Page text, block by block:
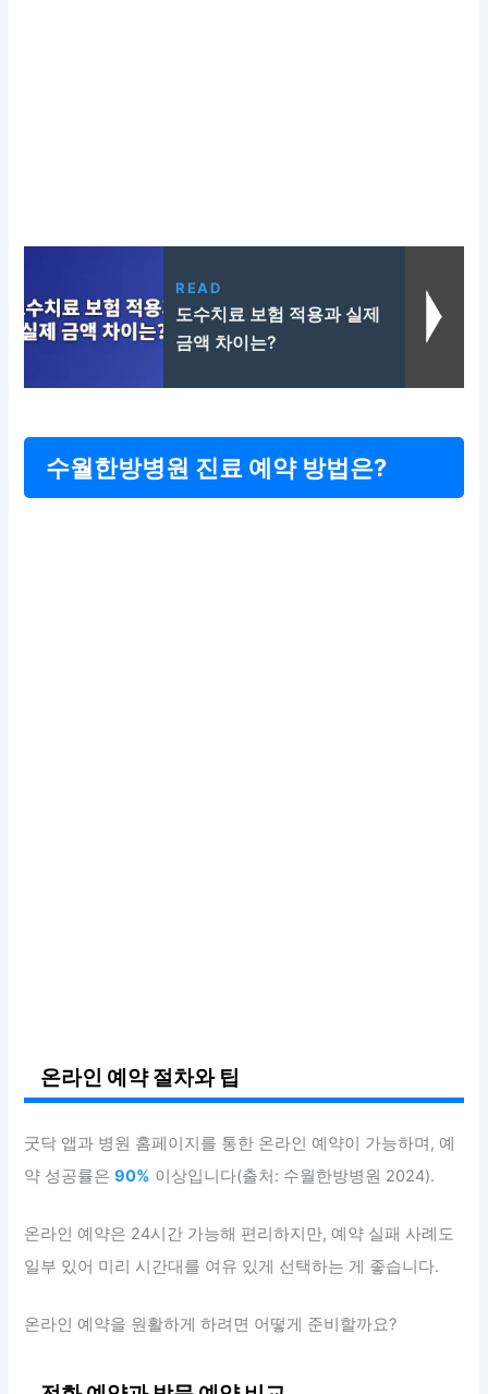
READ
도수치료 보험 적용과 실제
금액 차이는?
수월한방병원 진료 예약 방법은?
온라인 예약 절차와 팁
굿닥 앱과 병원 홈페이지를 통한 온라인 예약이 가능하며, 예
약 성공률은90% 이상입니다(출처: 수월한방병원 2024).
온라인 예약은 24시간 가능해 편리하지만, 예약 실패 사례도
일부 있어 미리 시간대를 여유 있게 선택하는 게 좋습니다.
온라인 예약을 원활하게 하려면 어떻게 준비할까요?